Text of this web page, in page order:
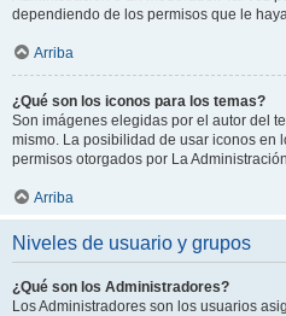
dependiendo de los permisos que le
Arriba
¿Qué son los iconos para los temas?
Son imágenes elegidas por el autor del
mismo. La posibilidad de usar iconos en
permisos otorgados por La
Arriba
Niveles de usuario y grupos
¿Qué son los Administradores?
Los Administradores son los usuarios